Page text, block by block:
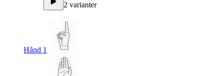
2 varianter
Hånd 1